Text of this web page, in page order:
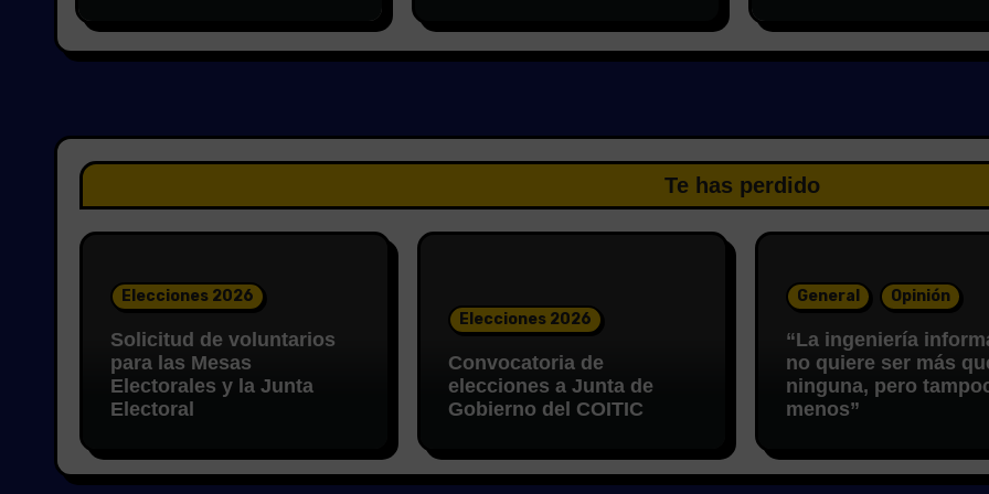
Te has perdido
Elecciones 2026
Solicitud de voluntarios
para las Mesas
Electorales y la Junta
Electoral
Elecciones 2026
Convocatoria de
elecciones a Junta de
Gobierno del COITIC
General Opinión
“La ingeniería
no quiere ser más
ninguna, pero
menos”